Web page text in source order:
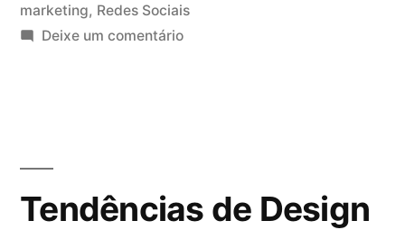
marketing, Redes Sociais
Deixe um comentário
Tendências de Design